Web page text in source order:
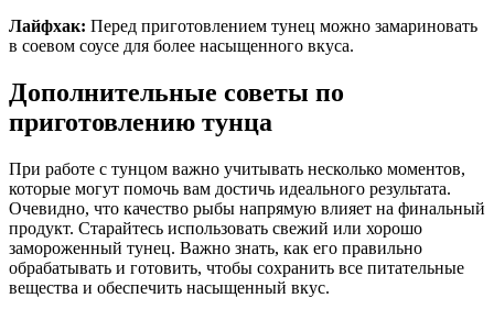
Лайфхак: Перед приготовлением тунец можно замариновать
в соевом соусе для более насыщенного вкуса.
Дополнительные советы по
приготовлению тунца
При работе с тунцом важно учитывать несколько моментов,
которые могут помочь вам достичь идеального результата.
Очевидно, что качество рыбы напрямую влияет на финальный
продукт. Старайтесь использовать свежий или хорошо
замороженный тунец. Важно знать, как его правильно
обрабатывать и готовить, чтобы сохранить все питательные
вещества и обеспечить насыщенный вкус.